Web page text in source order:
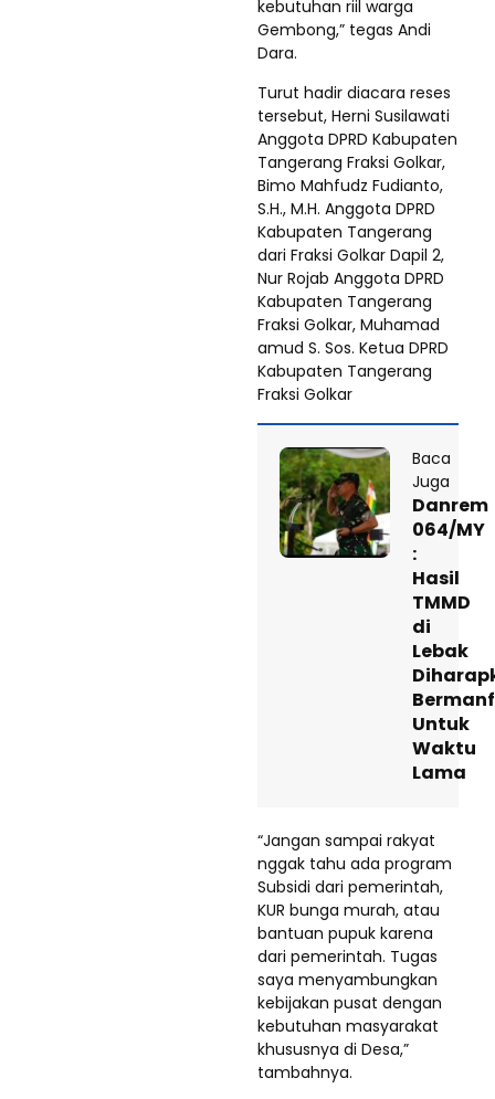
kebutuhan riil warga
Gembong,” tegas Andi
Dara.
Turut hadir diacara reses
tersebut, Herni Susilawati
Anggota DPRD Kabupaten
Tangerang Fraksi Golkar,
Bimo Mahfudz Fudianto,
S.H., M.H. Anggota DPRD
Kabupaten Tangerang
dari Fraksi Golkar Dapil 2,
Nur Rojab Anggota DPRD
Kabupaten Tangerang
Fraksi Golkar, Muhamad
amud S. Sos. Ketua DPRD
Kabupaten Tangerang
Fraksi Golkar
Baca
Juga
Danrem
064/MY
:
Hasil
TMMD
di
Lebak
Untuk
Waktu
Lama
“Jangan sampai rakyat
nggak tahu ada program
Subsidi dari pemerintah,
KUR bunga murah, atau
bantuan pupuk karena
dari pemerintah. Tugas
saya menyambungkan
kebijakan pusat dengan
kebutuhan masyarakat
khususnya di Desa,”
tambahnya.